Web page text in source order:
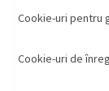
Cookie-uri pentru
Cookie-uri de